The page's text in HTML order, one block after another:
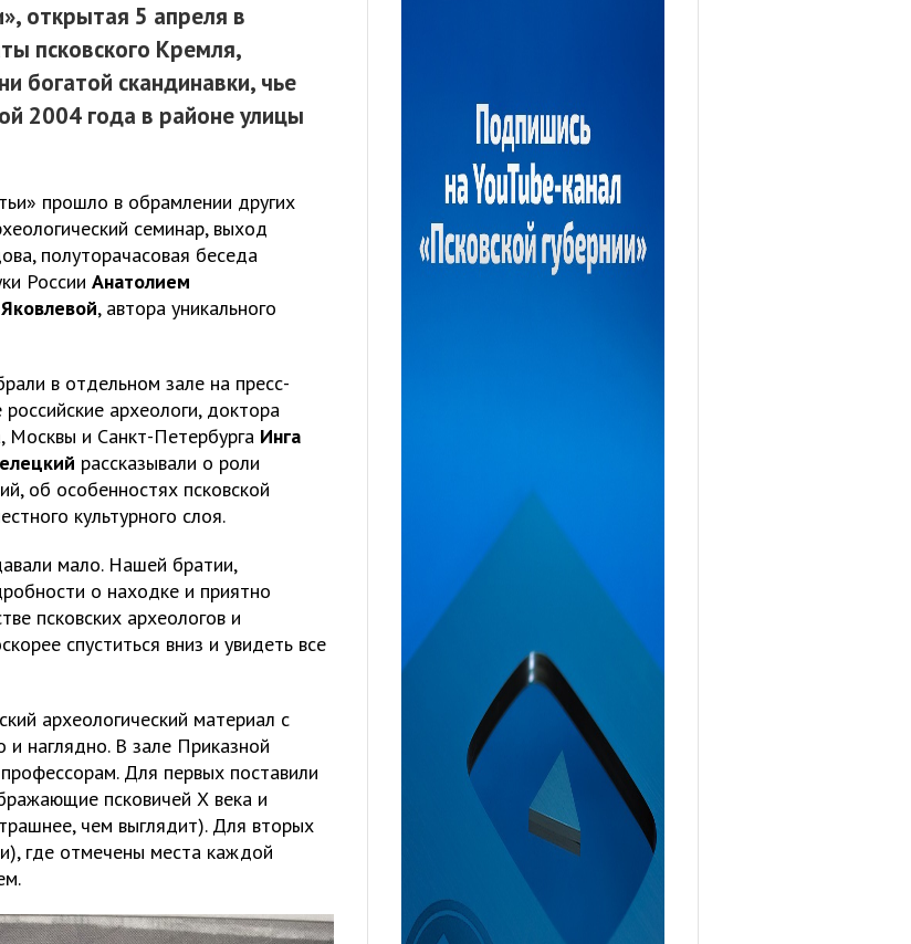
открытая 5 апреля в
псковского Кремля,
богатой скандинавки, чье
2004 года в районе улицы
прошло в обрамлении других
семинар, выход
полуторачасовая беседа
России Анатолием
, автора уникального
в отдельном зале на пресс-
археологи, доктора
Москвы и Санкт-Петербурга Инга
рассказывали о роли
об особенностях псковской
культурного слоя.
мало. Нашей братии,
о находке и приятно
псковских археологов и
спуститься вниз и увидеть все
археологический материал с
и наглядно. В зале Приказной
Для первых поставили
псковичей Х века и
чем выглядит). Для вторых
где отмечены места каждой